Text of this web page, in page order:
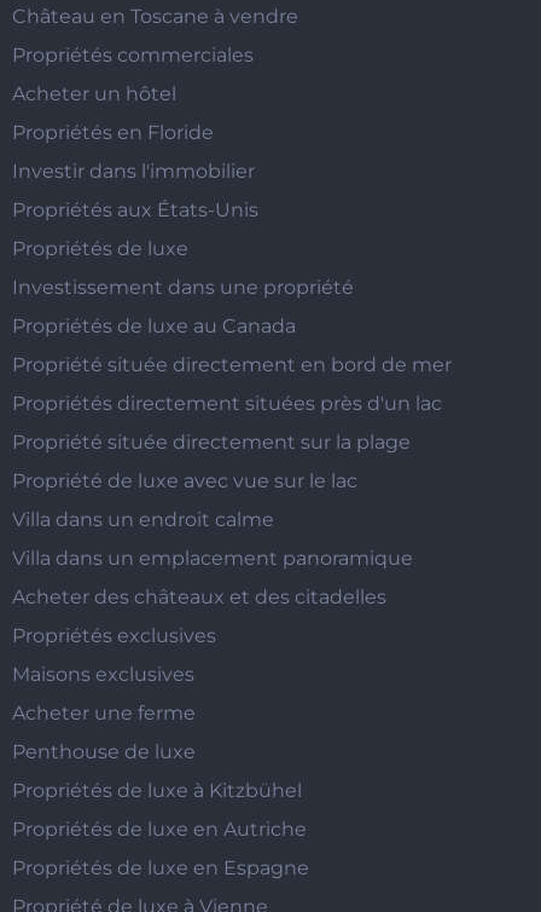
Château en Toscane à vendre
Propriétés commerciales
Acheter un hôtel
Propriétés en Floride
Investir dans l'immobilier
Propriétés aux États-Unis
Propriétés de luxe
Investissement dans une propriété
Propriétés de luxe au Canada
Propriété située directement en bord de mer
Propriétés directement situées près d'un lac
Propriété située directement sur la plage
Propriété de luxe avec vue sur le lac
Villa dans un endroit calme
Villa dans un emplacement panoramique
Acheter des châteaux et des citadelles
Propriétés exclusives
Maisons exclusives
Acheter une ferme
Penthouse de luxe
Propriétés de luxe à Kitzbühel
Propriétés de luxe en Autriche
Propriétés de luxe en Espagne
Propriété de luxe à Vienne